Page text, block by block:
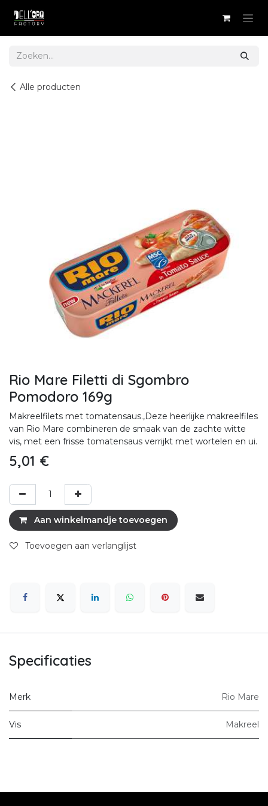
Alle producten
Rio Mare Filetti di Sgombro
Pomodoro 169g
Makreelfilets met tomatensaus.,Deze heerlijke makreelfiles
van Rio Mare combineren de smaak van de zachte witte
vis, met een frisse tomatensaus verrijkt met wortelen en ui.
5,01 €
Aan winkelmandje toevoegen
Toevoegen aan verlanglijst
Specificaties
Merk Rio Mare
Vis Makreel